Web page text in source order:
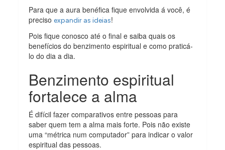
Para que a aura benéfica fique envolvida á você, é
precisoexpandir as ideias!
Pois fique conosco até o final e saiba quais os
benefícios do benzimento espiritual e como praticá-
lo do dia a dia.
Benzimento espiritual
fortalece a alma
É difícil fazer comparativos entre pessoas para
saber quem tem a alma mais forte. Pois não existe
uma “métrica num computador” para indicar o valor
espiritual das pessoas.